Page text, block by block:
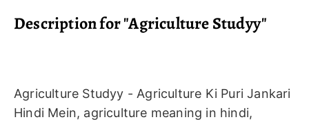
Description for "Agriculture Studyy"
Agriculture Studyy - Agriculture Ki Puri Jankari
Hindi Mein, agriculture meaning in hindi,